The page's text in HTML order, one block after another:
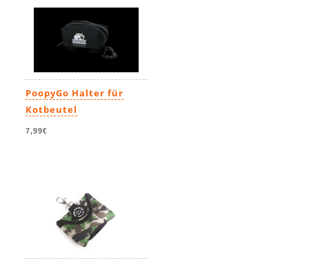
PoopyGo Halter für
Kotbeutel
7,99€